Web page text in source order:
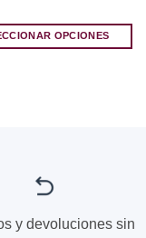
OPCIONES
y devoluciones sin